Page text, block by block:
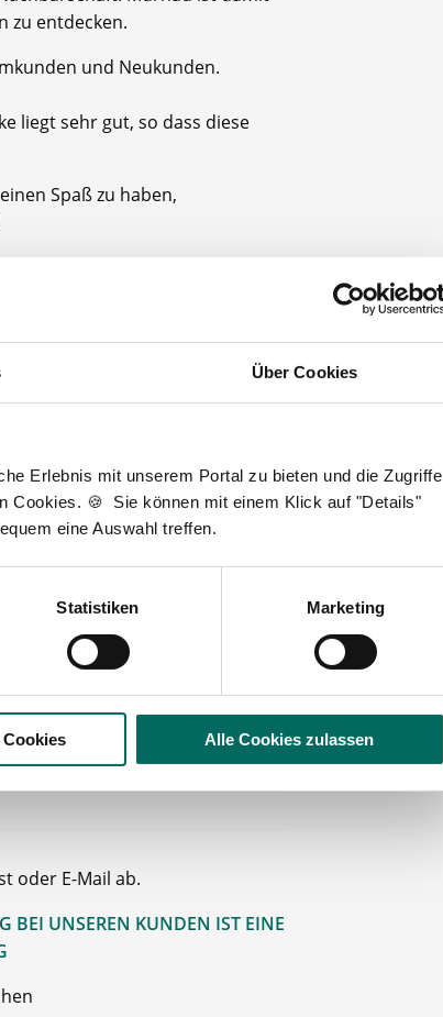
Über Cookies
Erlebnis mit unserem Portal zu bieten und die Zugriffe
Cookies. 🍪 Sie können mit einem Klick auf "Details"
eine Auswahl treffen.
Statistiken Marketing
Alle Cookies zulassen
zu entdecken.
und Neukunden.
liegt sehr gut, so dass diese
Spaß zu haben,
oder E-Mail ab.
BEI UNSEREN KUNDEN IST EINE